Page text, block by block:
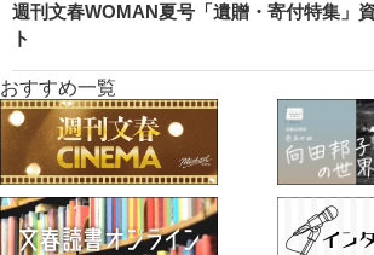
週刊文春WOMAN夏号「遺贈・寄付特集」
ト
おすすめ一覧